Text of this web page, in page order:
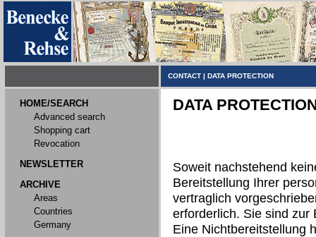
CONTACT | DATA PROTECTION
HOME/SEARCH
Advanced search
Shopping cart
Revocation
NEWSLETTER
ARCHIVE
Areas
Countries
Germany
DATA
Soweit nachstehend
Bereitstellung Ihrer
vertraglich
erforderlich. Sie sind zur
Eine Nichtbereitstellung